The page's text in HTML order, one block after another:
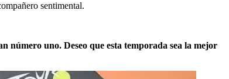
sentimental.
número uno. Deseo que esta temporada sea la mejor